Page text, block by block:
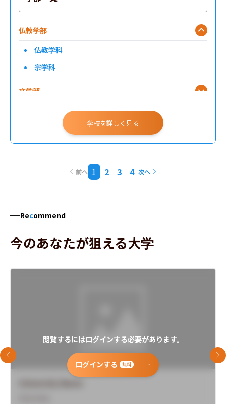
仏教学部
仏教学科
宗学科
文学部
社会福祉学部
地球環境科学部
学校を詳しく見る
前へ 1 2 3 4 次へ
Recommend
今のあなたが狙える大学
閲覧するにはログインする必要があります。
ログインする 無料
前のスライド 次